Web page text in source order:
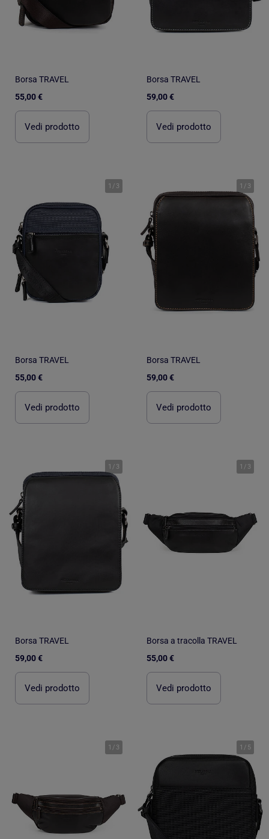
Borsa TRAVEL
55,00 €
Vedi prodotto
Borsa TRAVEL
59,00 €
Vedi prodotto
1 / 3
Borsa TRAVEL
55,00 €
Vedi prodotto
1 / 3
Borsa TRAVEL
59,00 €
Vedi prodotto
1 / 3
Borsa TRAVEL
59,00 €
Vedi prodotto
1 / 3
Borsa a tracolla TRAVEL
55,00 €
Vedi prodotto
1 / 3 1 / 5